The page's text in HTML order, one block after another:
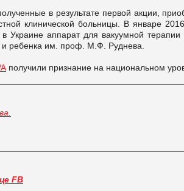
в результате первой акции,
клинической больницы. В январе
Украине аппарат для вакуумной терапии
и ребенка им. проф. М.Ф. Руднева.
получили признание на национальном
FB